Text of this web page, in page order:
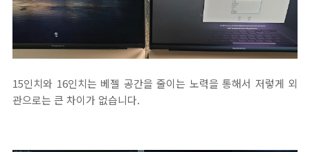
15인치와 16인치는 베젤 공간을 줄이는 노력을 통해서 저렇게 외
관으로는 큰 차이가 없습니다.